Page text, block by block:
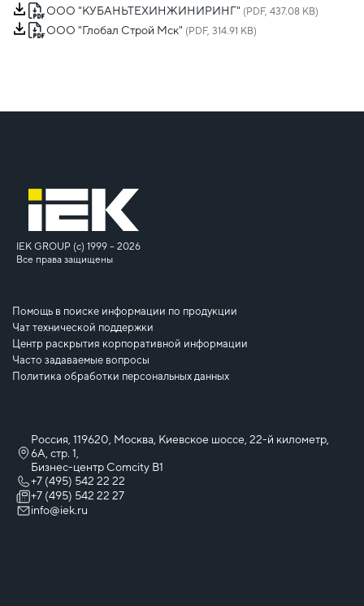
ООО "КУБАНЬТЕХИНЖИНИРИНГ" (PDF, 437.08 KB)
ООО "Глобал Строй Мск" (PDF, 314.91 KB)
IEK GROUP (c) 1999 – 2026
Все права защищены
Помощь в поиске информации по продукции
Чат технической поддержки
Центр раскрытия корпоративной информации
Часто задаваемые вопросы
Политика обработки персональных данных
Россия, 119620, Москва, Киевское шоссе, 22-й километр,
6А, стр. 1,
Бизнес-центр Comcity B1
+7 (495) 542 22 22
+7 (495) 542 22 27
info@iek.ru